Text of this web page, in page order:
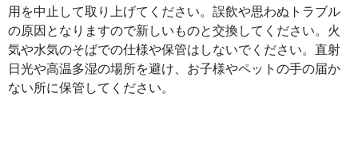
用を中止して取り上げてください。誤飲や思わぬトラブル
の原因となりますので新しいものと交換してください。火
気や水気のそばでの仕様や保管はしないでください。直射
日光や高温多湿の場所を避け、お子様やペットの手の届か
ない所に保管してください。